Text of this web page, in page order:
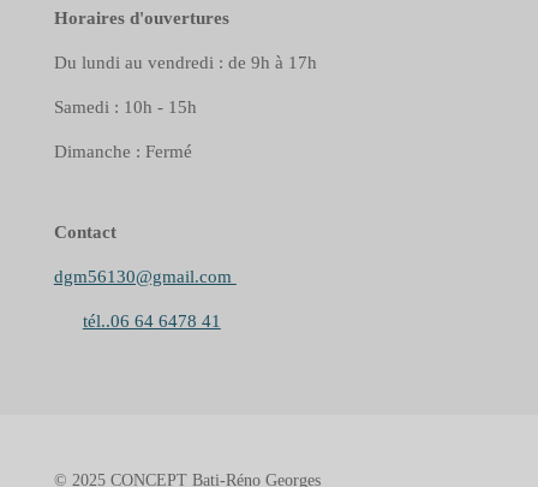
Horaires d'ouvertures
Du lundi au vendredi : de 9h à 17h
Samedi : 10h - 15h
Dimanche : Fermé
Contact
dgm56130@gmail.com
tél..06 64 6478 41
© 2025 CONCEPT Bati-Réno Georges